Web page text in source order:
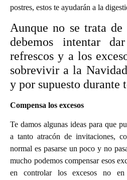
postres, estos te ayudarán a la
Aunque no se trata de
debemos intentar
refrescos y a los
sobrevivir a la
y por supuesto durante
Compensa los excesos
Te damos algunas ideas para que
a tanto atracón de invitaciones,
normal es pasarse un poco y no
mucho podemos compensar esos
en controlar los excesos no